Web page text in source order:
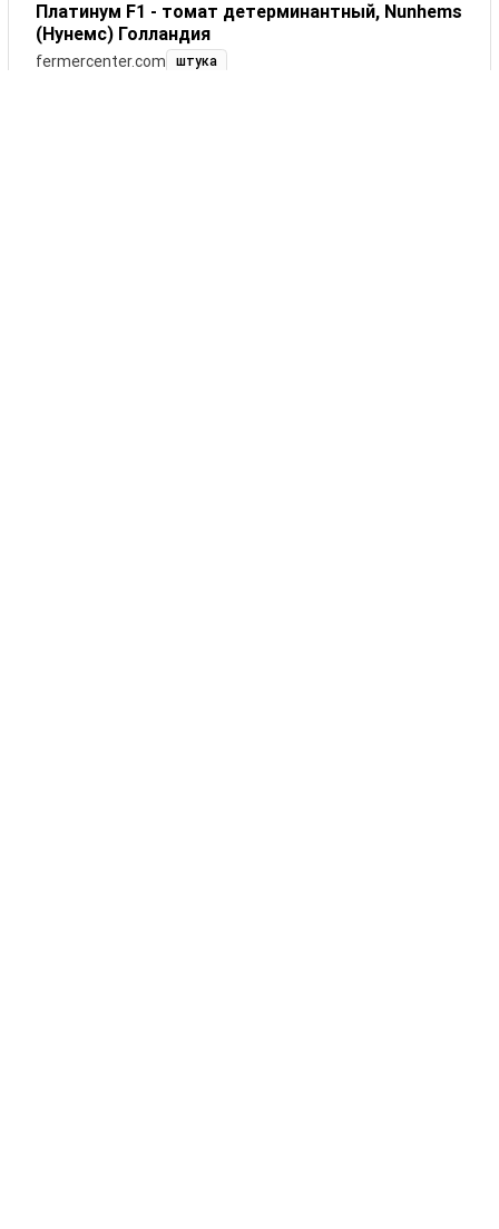
Платинум F1 - томат детерминантный, Nunhems
(Нунемс) Голландия
fermercenter.com штука